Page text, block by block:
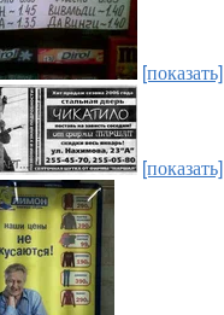
[показать]
[показать]